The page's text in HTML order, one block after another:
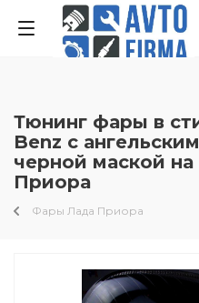
Тюнинг фары в
Benz c
черной маской
Приора
Фары Лада Приора